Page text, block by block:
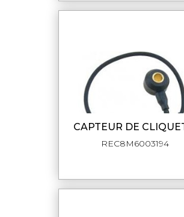
CAPTEUR DE
REC8M6003194